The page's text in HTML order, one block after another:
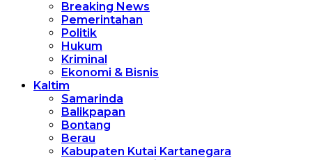
Breaking News
Pemerintahan
Politik
Hukum
Kriminal
Ekonomi & Bisnis
Kaltim
Samarinda
Balikpapan
Bontang
Berau
Kabupaten Kutai Kartanegara